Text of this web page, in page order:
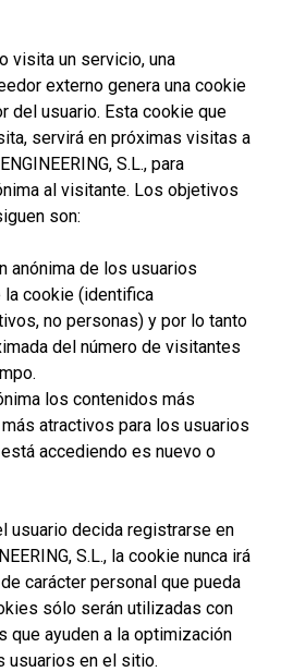
visita un servicio, una
externo genera una cookie
del usuario. Esta cookie que
servirá en próximas visitas a
S.L., para
al visitante. Los objetivos
son:
anónima de los usuarios
la cookie (identifica
no personas) y por lo tanto
del número de visitantes
los contenidos más
atractivos para los usuarios
accediendo es nuevo o
usuario decida registrarse en
S.L., la cookie nunca irá
carácter personal que pueda
sólo serán utilizadas con
ayuden a la optimización
usuarios en el sitio.